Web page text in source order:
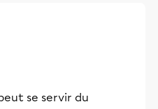
se servir du